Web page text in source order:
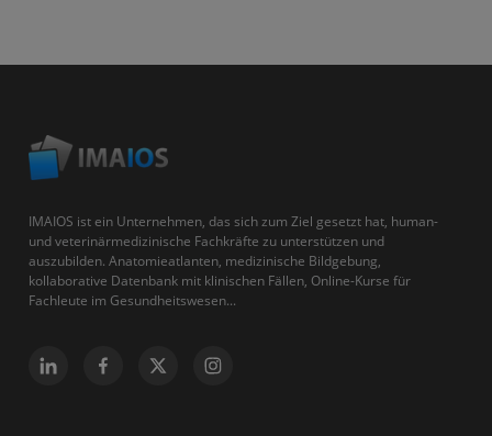
IMAIOS ist ein Unternehmen, das sich zum Ziel gesetzt hat, human-
und veterinärmedizinische Fachkräfte zu unterstützen und
auszubilden. Anatomieatlanten, medizinische Bildgebung,
kollaborative Datenbank mit klinischen Fällen, Online-Kurse für
Fachleute im Gesundheitswesen...